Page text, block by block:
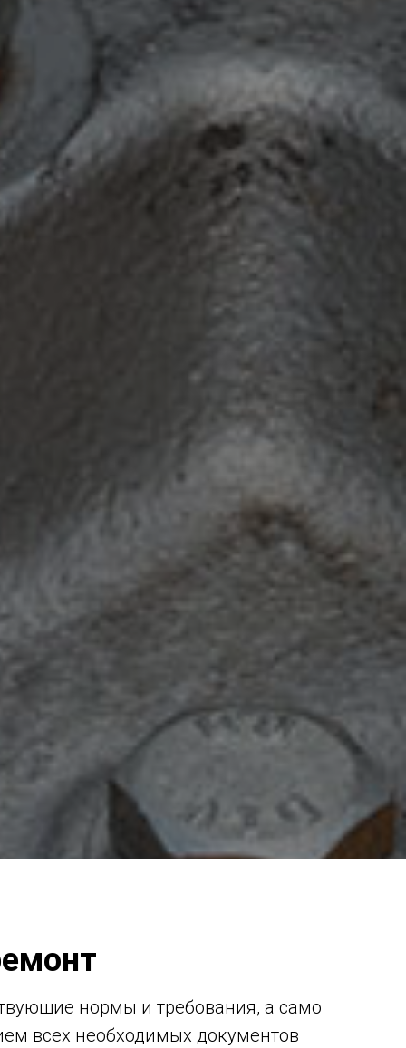
нормы и требования, а само
всех необходимых документов